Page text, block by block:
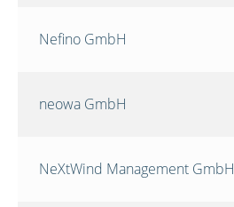
Nefino GmbH
neowa GmbH
NeXtWind Management GmbH